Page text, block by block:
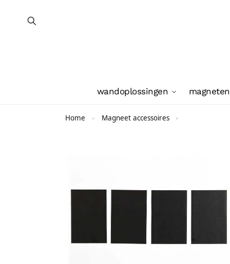
wandoplossingen magneten
Home » Magneet accessoires »